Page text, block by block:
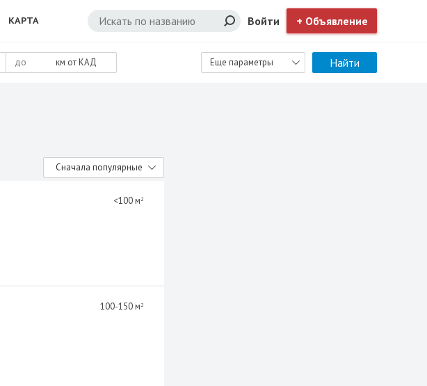
КАРТА Войти + Объявление
км от КАД Еще параметры Найти
Сначала популярные
<100 м 2
100-150 м 2